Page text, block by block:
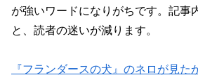
が強いワードになりがちです。記事
と、読者の迷いが減ります。
『フランダースの犬』のネロが見た